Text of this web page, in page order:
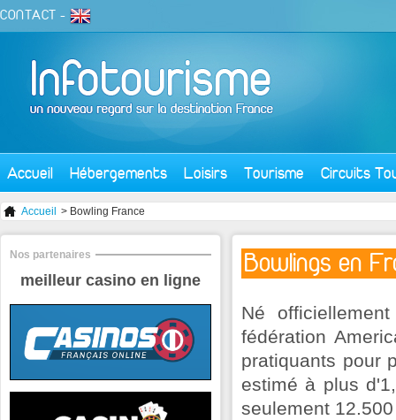
CONTACT -
Accueil Hébergements Loisirs Tourisme Circuits
Accueil > Bowling France
Bowlings en
Né
fédération
pratiquants pour
estimé à plus
seulement
Nos partenaires
meilleur casino en ligne